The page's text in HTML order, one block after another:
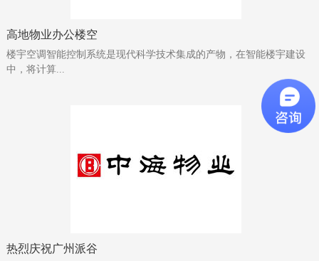
高地物业办公楼空
楼宇空调智能控制系统是现代科学技术集成的产物，在智能楼宇建设
中，将计算...
热烈庆祝广州派谷